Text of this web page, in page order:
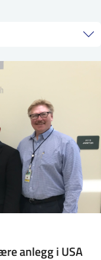
anlegg i USA